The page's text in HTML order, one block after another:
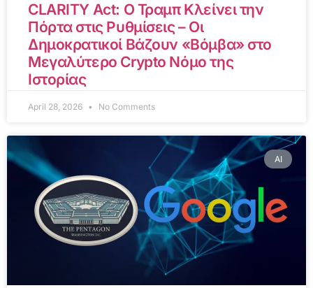
CLARITY Act: Ο Τραμπ Κλείνει την
Πόρτα στις Ρυθμίσεις – Οι
Δημοκρατικοί Βάζουν «Βόμβα» στο
Μεγαλύτερο Crypto Νόμο της
Ιστορίας
April 28, 2026 No Comments
AI